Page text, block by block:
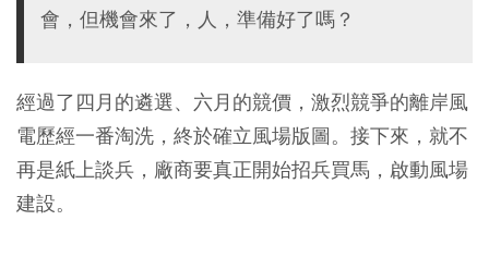
會，但機會來了，人，準備好了嗎？
經過了四月的遴選、六月的競價，激烈競爭的離岸風
電歷經一番淘洗，終於確立風場版圖。接下來，就不
再是紙上談兵，廠商要真正開始招兵買馬，啟動風場
建設。